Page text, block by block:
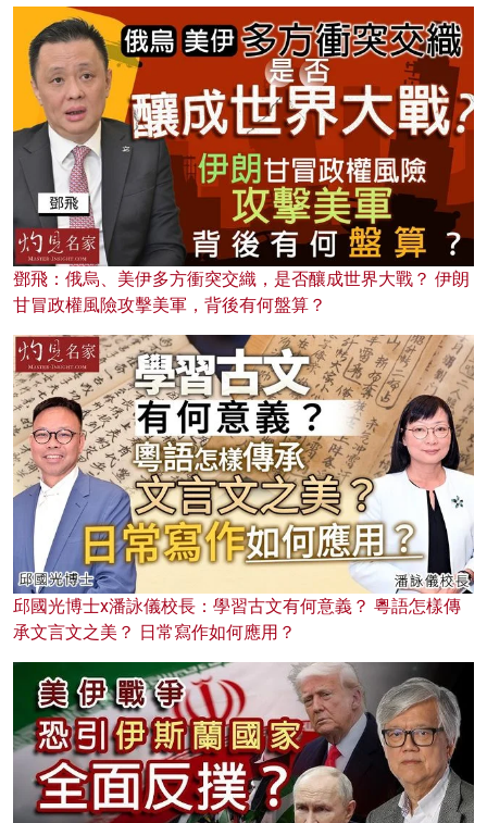
鄧飛：俄烏、美伊多方衝突交織，是否釀成世界大戰？ 伊朗
甘冒政權風險攻擊美軍，背後有何盤算？
邱國光博士x潘詠儀校長：學習古文有何意義？ 粵語怎樣傳
承文言文之美？ 日常寫作如何應用？